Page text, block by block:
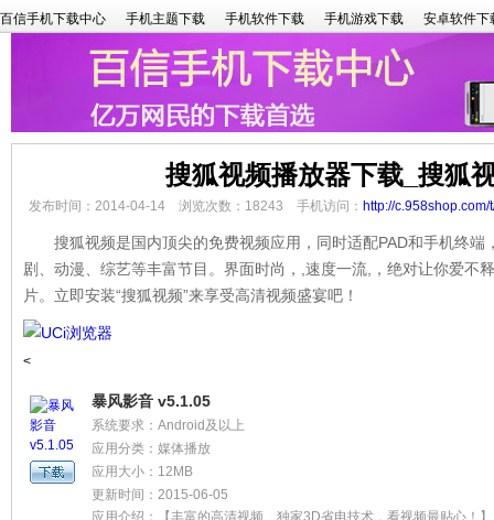
百信手机下载中心 手机主题下载 手机软件下载 手机游戏下载 安卓软件下
搜狐视频播放器下载_搜狐
发布时间：2014-04-14 浏览次数：18243 手机访问： http://c.958shop.com/
搜狐视频是国内顶尖的免费视频应用，同时适配PAD和手机终端
剧、动漫、综艺等丰富节目。界面时尚，,速度一流,，绝对让你爱不
片。立即安装“搜狐视频”来享受高清视频盛宴吧！
<
暴风影音 v5.1.05
系统要求：Android及以上
应用分类：媒体播放
应用大小：12MB
更新时间：2015-06-05
应用介绍：【丰富的高清视频、独家3D省电技术，看视频最贴心